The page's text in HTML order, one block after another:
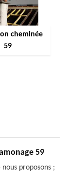
cheminée
59
59
proposons ;